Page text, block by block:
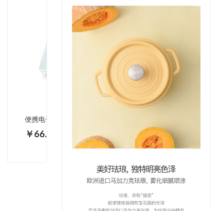
便携电子人体秤 PN-5178
￥66.00